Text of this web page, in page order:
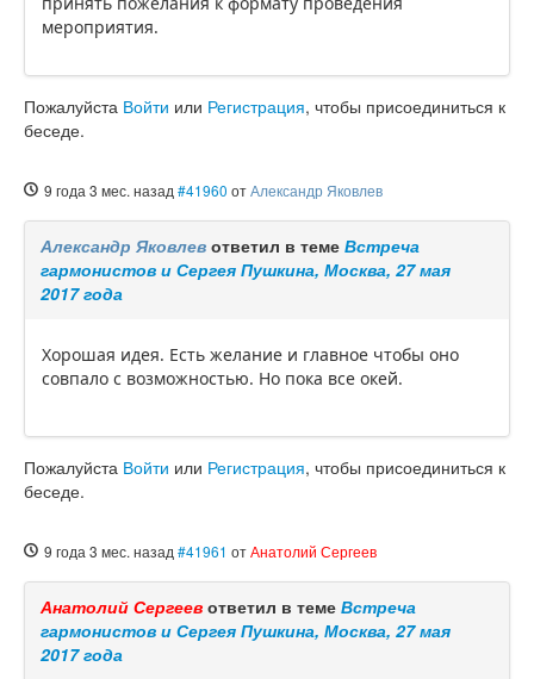
мероприятия.
Пожалуйста Войти или Регистрация, чтобы присоединиться к
беседе.
9 года 3 мес. назад #41960 отАлександр Яковлев
Александр Яковлев ответил в теме Встреча
гармонистов и Сергея Пушкина, Москва, 27 мая
2017 года
Хорошая идея. Есть желание и главное чтобы оно
совпало с возможностью. Но пока все окей.
Пожалуйста Войти или Регистрация, чтобы присоединиться к
беседе.
9 года 3 мес. назад #41961 отАнатолий Сергеев
Анатолий Сергеев ответил в теме Встреча
гармонистов и Сергея Пушкина, Москва, 27 мая
2017 года